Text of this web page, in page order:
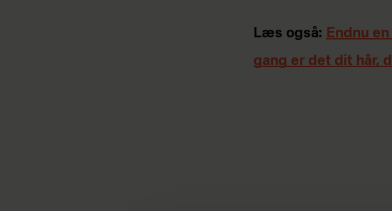
Læs også: Endnu
gang er det dit hår,